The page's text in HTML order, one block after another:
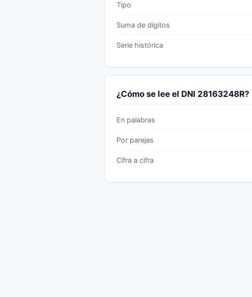
Tipo
Suma de dígitos
Serie histórica
¿Cómo se lee el DNI 28163248R?
En palabras
Por parejas
Cifra a cifra